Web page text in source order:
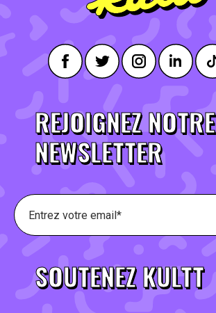
REJOIGNEZ NOTRE
NEWSLETTER
SOUTENEZ KULTT